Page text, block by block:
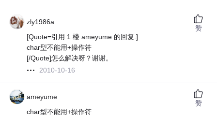
zly1986a
[Quote=引用 1 楼 ameyume 的回复:]
char型不能用+操作符
[/Quote]怎么解决呀？谢谢。
2010-10-16
赞
ameyume
char型不能用+操作符
赞